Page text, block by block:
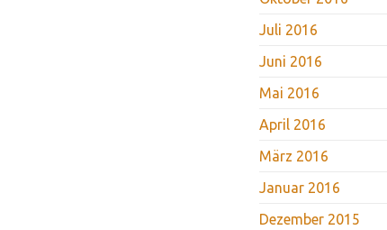
Juli 2016
Juni 2016
Mai 2016
April 2016
März 2016
Januar 2016
Dezember 2015